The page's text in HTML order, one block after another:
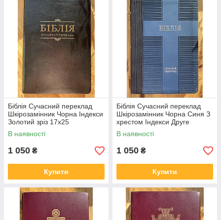
Біблія Сучасний переклад
Шкірозамінник Чорна Індекси
Золотий зріз 17х25
В наявності
1 050 ₴
Купити
Біблія Сучасний переклад
Шкірозамінник Чорна Синя З
хрестом Індекси Друге
видання Срібний зріз 17х25
В наявності
1 050 ₴
Купити